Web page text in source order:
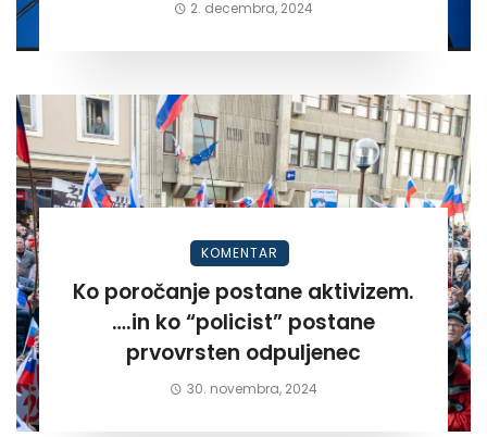
2. decembra, 2024
KOMENTAR
Ko poročanje postane aktivizem.
….in ko “policist” postane
prvovrsten odpuljenec
30. novembra, 2024